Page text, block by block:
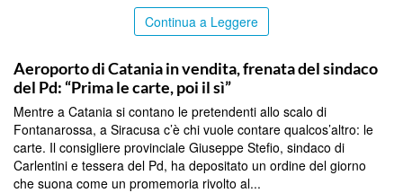
Continua a Leggere
Aeroporto di Catania in vendita, frenata del sindaco
del Pd: “Prima le carte, poi il sì”
Mentre a Catania si contano le pretendenti allo scalo di
Fontanarossa, a Siracusa c’è chi vuole contare qualcos’altro: le
carte. Il consigliere provinciale Giuseppe Stefio, sindaco di
Carlentini e tessera del Pd, ha depositato un ordine del giorno
che suona come un promemoria rivolto al...